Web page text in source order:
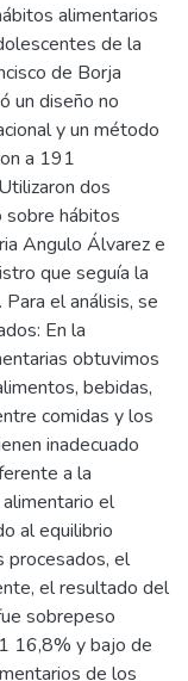
alimentarios
de la
de Borja
un diseño no
y un método
a 191
dos
sobre hábitos
Angulo Álvarez e
que seguía la
el análisis, se
En la
obtuvimos
bebidas,
comidas y los
inadecuado
a la
el
al equilibrio
procesados, el
el resultado del
sobrepeso
16,8% y bajo de
de los